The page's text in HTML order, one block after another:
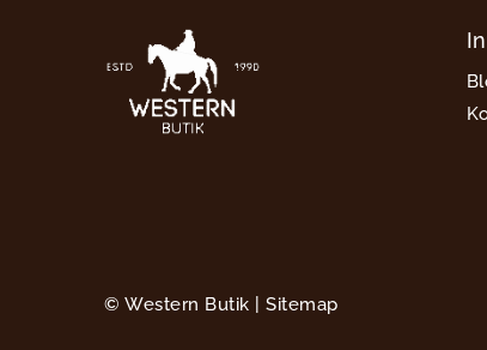
© Western Butik | Sitemap